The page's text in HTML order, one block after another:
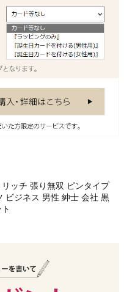
ッチ 張り無双 ピンタイプ
ビジネス 男性 紳士 会社 黒